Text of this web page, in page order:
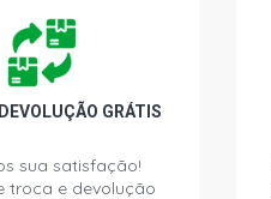
JETTA STD SEDAN 2.0 8V
2016)
JETTA COMFORTLINE
GASOLINA (2016 - 2017)
PASSAT CC TSI SEDAN 2.0
GRÁTIS
sua satisfação!
troca e devolução